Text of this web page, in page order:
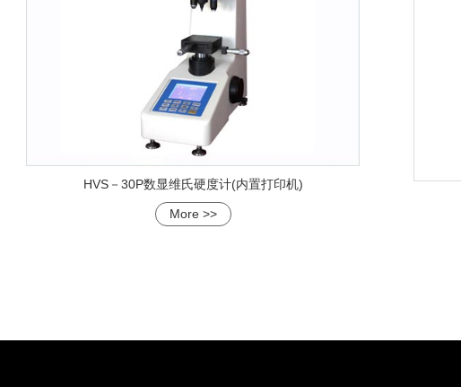
HVS－30P数显维氏硬度计(内置打印机)
More >>